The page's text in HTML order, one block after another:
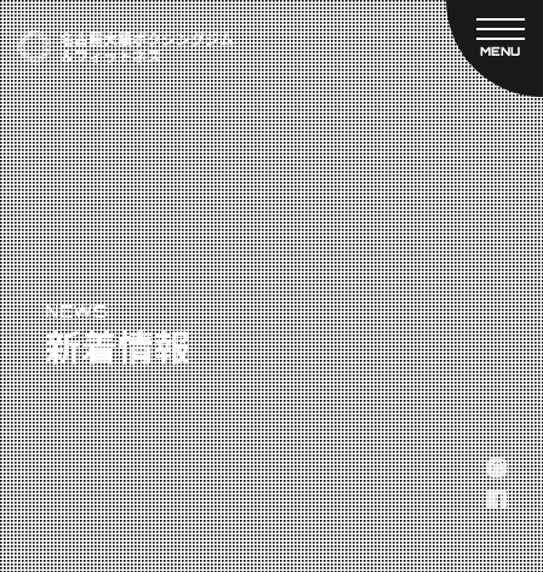
MENU
CLOSE
TOP
新着情報
ご予約
プライベートコース予約
レンタルスタジオ予約
名古屋大橋ボクシングジムについて
大橋弘政プロフィール
スタッフ紹介
料金案内
設備紹介
アクセス
営業時間
トレーナー募集
スポンサー募集
大会チケット購入
キャンペーン
実戦コース
NEWS
新着情報